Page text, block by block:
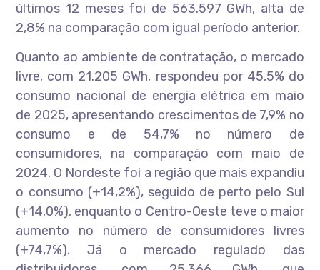
últimos 12 meses foi de 563.597 GWh, alta de
2,8% na comparação com igual período anterior.
Quanto ao ambiente de contratação, o mercado
livre, com 21.205 GWh, respondeu por 45,5% do
consumo nacional de energia elétrica em maio
de 2025, apresentando crescimentos de 7,9% no
consumo e de 54,7% no número de
consumidores, na comparação com maio de
2024. O Nordeste foi a região que mais expandiu
o consumo (+14,2%), seguido de perto pelo Sul
(+14,0%), enquanto o Centro-Oeste teve o maior
aumento no número de consumidores livres
(+74,7%). Já o mercado regulado das